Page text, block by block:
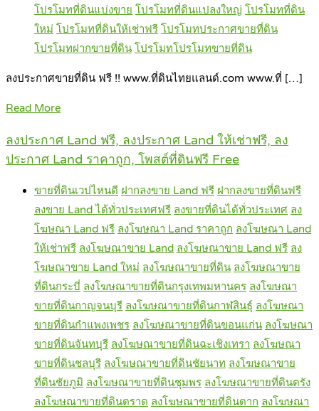
โปรโมทที่ดินแบ่งขาย โปรโมทที่ดินแปลงใหญ่ โปรโมทที่ดิน
ใหม่ โปรโมทที่ดินให้เช่าฟรี โปรโมทประกาศขายที่ดิน
โปรโมทฝากขายที่ดิน โปรโมทโปรโมทขายที่ดิน
ลงประกาศขายที่ดิน ฟรี !! www.ที่ดินไทยแลนด์.com www.ที่ […]
Read More
ลงประกาศ Land ฟรี, ลงประกาศ Land ให้เช่าฟรี, ลง
ประกาศ Land ราคาถูก, โพสต์ที่ดินฟรี Free
ขายที่ดินเวปไหนดี ฝากลงขาย Land ฟรี ฝากลงขายที่ดินฟรี
ลงขาย Land ได้ทั่วประเทศฟรี ลงขายที่ดินได้ทั่วประเทศ ลง
โฆษณา Land ฟรี ลงโฆษณา Land ราคาถูก ลงโฆษณา Land
ให้เช่าฟรี ลงโฆษณาขาย Land ลงโฆษณาขาย Land ฟรี ลง
โฆษณาขาย Land ใหม่ ลงโฆษณาขายที่ดิน ลงโฆษณาขาย
ที่ดินกระบี่ ลงโฆษณาขายที่ดินกรุงเทพมหานคร ลงโฆษณา
ขายที่ดินกาญจนบุรี ลงโฆษณาขายที่ดินกาฬสินธุ์ ลงโฆษณา
ขายที่ดินกำแพงเพชร ลงโฆษณาขายที่ดินขอนแก่น ลงโฆษณา
ขายที่ดินจันทบุรี ลงโฆษณาขายที่ดินฉะเชิงเทรา ลงโฆษณา
ขายที่ดินชลบุรี ลงโฆษณาขายที่ดินชัยนาท ลงโฆษณาขาย
ที่ดินชัยภูมิ ลงโฆษณาขายที่ดินชุมพร ลงโฆษณาขายที่ดินตรัง
ลงโฆษณาขายที่ดินตราด ลงโฆษณาขายที่ดินตาก ลงโฆษณา